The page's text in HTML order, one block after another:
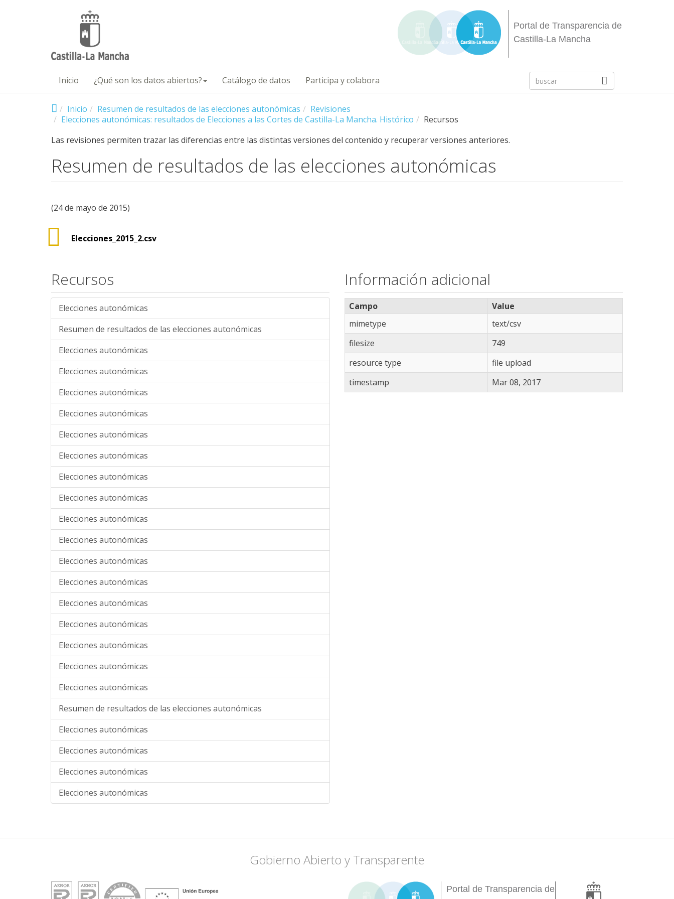
Portal de Transparencia de
Castilla-La Mancha
Inicio ¿Qué son los datos abiertos? Catálogo de datos Participa y colabora
Inicio Resumen de resultados de las elecciones autonómicas
Revisiones
Elecciones autonómicas: resultados de Elecciones a las Cortes de Castilla-La Mancha. Histórico
Recursos
Las revisiones permiten trazar las diferencias entre las distintas versiones del contenido y recuperar versiones anteriores.
Resumen de resultados de las elecciones autonómicas
(24 de mayo de 2015)
Elecciones_2015_2.csv
Recursos
Elecciones autonómicas
Resumen de resultados de las elecciones autonómicas
Elecciones autonómicas
Elecciones autonómicas
Elecciones autonómicas
Elecciones autonómicas
Elecciones autonómicas
Elecciones autonómicas
Elecciones autonómicas
Elecciones autonómicas
Elecciones autonómicas
Elecciones autonómicas
Elecciones autonómicas
Elecciones autonómicas
Elecciones autonómicas
Elecciones autonómicas
Elecciones autonómicas
Elecciones autonómicas
Elecciones autonómicas
Resumen de resultados de las elecciones autonómicas
Elecciones autonómicas
Elecciones autonómicas
Elecciones autonómicas
Elecciones autonómicas
Información adicional
Campo
Value
mimetype
text/csv
filesize
749
resource type
file upload
timestamp
Mar 08, 2017
Gobierno Abierto y Transparente
Portal de Transparencia de